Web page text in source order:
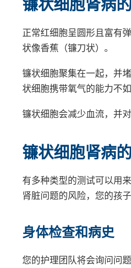
镰状细胞肾病
正常红细胞呈圆形且富有
状像香蕉（镰刀状）。
镰状细胞聚集在一起，并
状细胞携带氧气的能力不
镰状细胞会减少血流，并
镰状细胞肾病
有多种类型的测试可以用
肾脏问题的风险，您的孩
身体检查和病史
您的护理团队将会询问问